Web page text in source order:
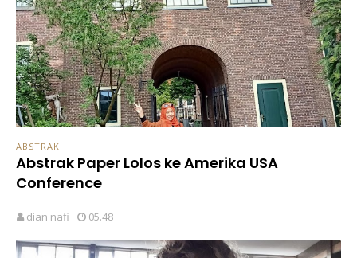
ABSTRAK
Abstrak Paper Lolos ke Amerika USA
Conference
dian nafi 05.48